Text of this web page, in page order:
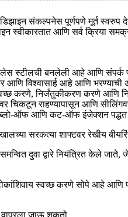
संकल्पनेस पूर्णपणे मूर्त
स्वीकारतात आणि सर्व क्रिया
स्टीलची बनलेली आहे आणि
आणि विश्वासार्ह आहे आणि
करणे, निर्जंतुकीकरण करणे आणि
चिकटून राहण्यापासून आणि
ऑफ आणि कट-ऑफ इंजेक्शन पद्धत
सरकत्या शाफ्टवर रेखीय
दुवा द्वारे नियंत्रित केले जाते,
स्वच्छ करणे सोपे आहे आणि
जाऊ शकतो.